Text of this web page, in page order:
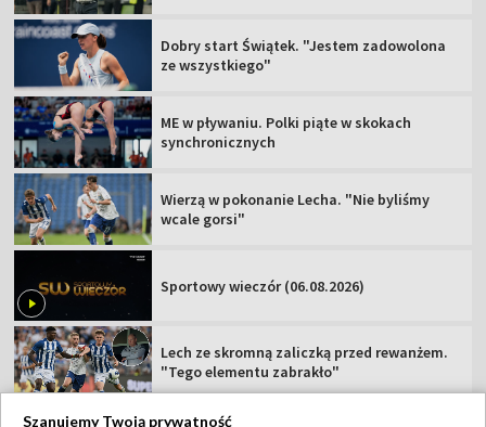
Dobry start Świątek. "Jestem zadowolona
ze wszystkiego"
ME w pływaniu. Polki piąte w skokach
synchronicznych
Wierzą w pokonanie Lecha. "Nie byliśmy
wcale gorsi"
Sportowy wieczór (06.08.2026)
Lech ze skromną zaliczką przed rewanżem.
"Tego elementu zabrakło"
Szanujemy Twoją prywatność